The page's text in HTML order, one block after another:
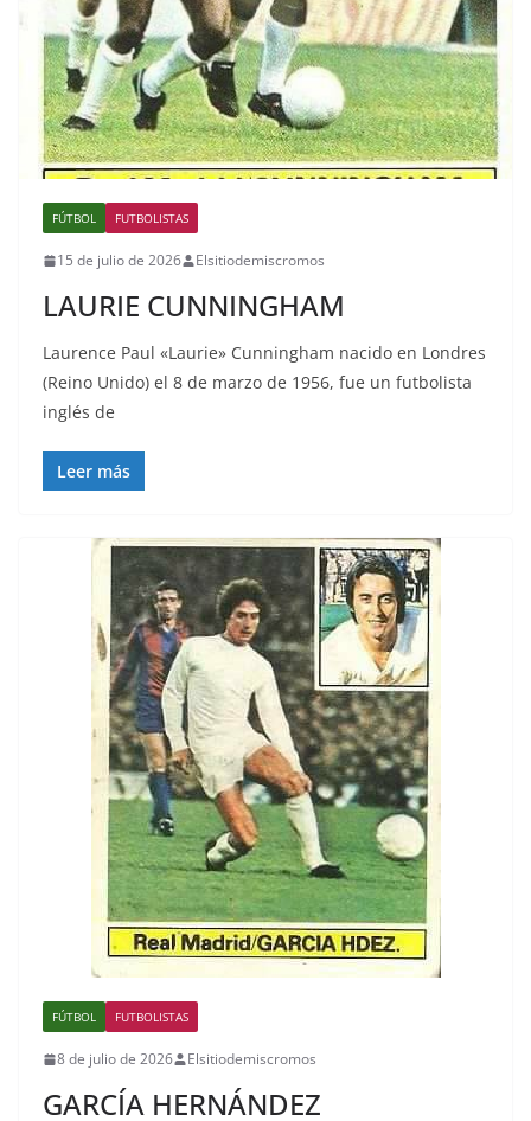
FÚTBOL FUTBOLISTAS
15 de julio de 2026 Elsitiodemiscromos
LAURIE CUNNINGHAM
Laurence Paul «Laurie» Cunningham nacido en Londres
(Reino Unido) el 8 de marzo de 1956, fue un futbolista
inglés de
Leer más
FÚTBOL FUTBOLISTAS
8 de julio de 2026 Elsitiodemiscromos
GARCÍA HERNÁNDEZ